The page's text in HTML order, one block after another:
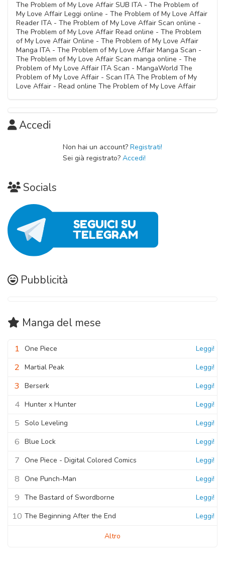
The Problem of My Love Affair SUB ITA - The Problem of
My Love Affair Leggi online - The Problem of My Love Affair
Reader ITA - The Problem of My Love Affair Scan online -
The Problem of My Love Affair Read online - The Problem
of My Love Affair Online - The Problem of My Love Affair
Manga ITA - The Problem of My Love Affair Manga Scan -
The Problem of My Love Affair Scan manga online - The
Problem of My Love Affair ITA Scan - MangaWorld The
Problem of My Love Affair - Scan ITA The Problem of My
Love Affair - Read online The Problem of My Love Affair
Accedi
Non hai un account? Registrati!
Sei già registrato? Accedi!
Socials
Pubblicità
Manga del mese
1 One Piece Leggi!
2 Martial Peak Leggi!
3 Berserk Leggi!
4 Hunter x Hunter Leggi!
5 Solo Leveling Leggi!
6 Blue Lock Leggi!
7 One Piece - Digital Colored Comics Leggi!
8 One Punch-Man Leggi!
9 The Bastard of Swordborne Leggi!
10 The Beginning After the End Leggi!
Altro